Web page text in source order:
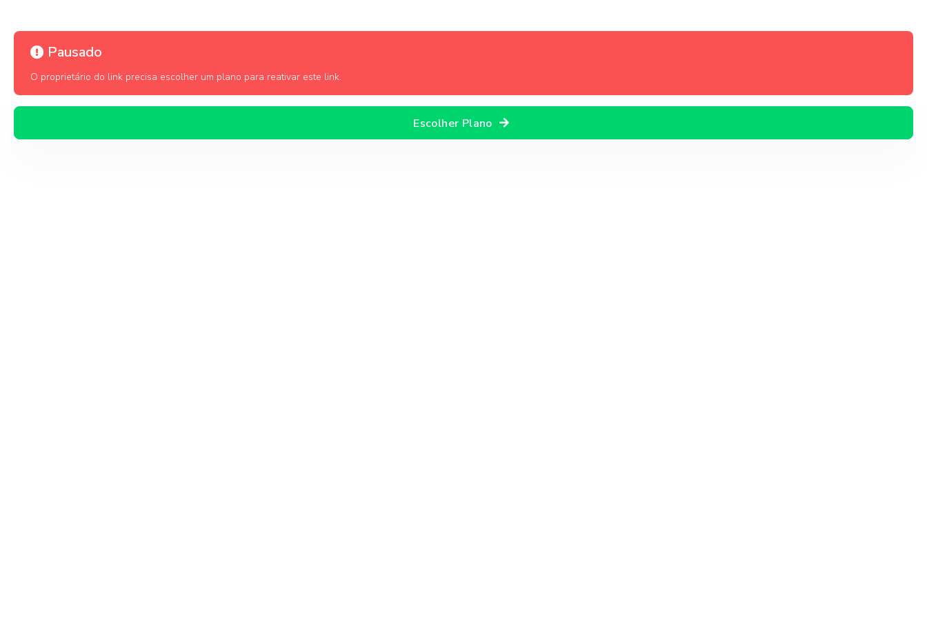
Pausado
O proprietário do link precisa escolher um plano para reativar este link.
Escolher Plano